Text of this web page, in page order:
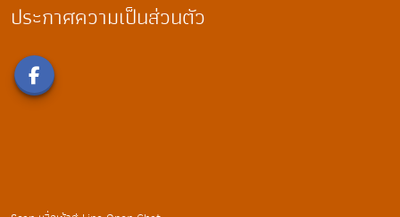
ประกาศความเป็นส่วนตัว